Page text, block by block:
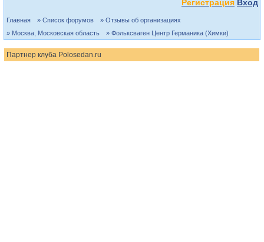
Регистрация Вход
Главная » Список форумов
» Отзывы об организациях
» Москва, Московская область
» Фольксваген Центр Германика (Химки)
Партнер клуба Polosedan.ru